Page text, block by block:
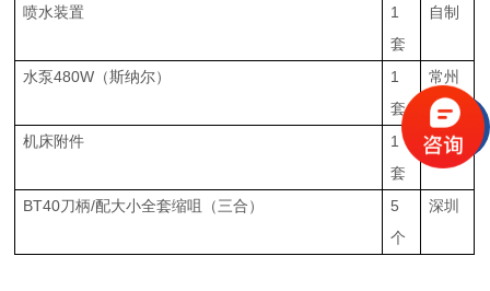
喷水装置
1
套
自制
水泵480W（斯纳尔）
1
套
常州
机床附件
1
套
深圳
BT40刀柄/配大小全套缩咀（三合）
5
个
深圳